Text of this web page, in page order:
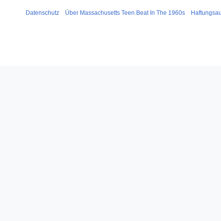
Datenschutz Über Massachusetts Teen Beat In The 1960s